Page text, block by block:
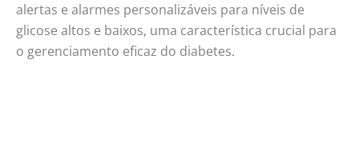
alertas e alarmes personalizáveis para níveis de
glicose altos e baixos, uma característica crucial para
o gerenciamento eficaz do diabetes.